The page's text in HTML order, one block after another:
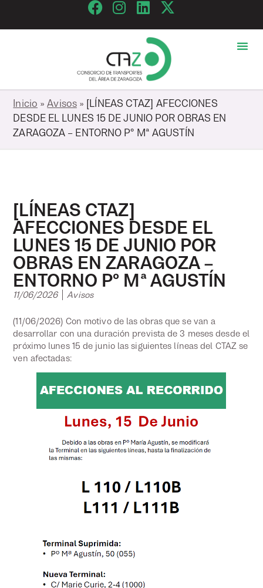
Inicio »Avisos» [LÍNEAS CTAZ] AFECCIONES
DESDE EL LUNES 15 DE JUNIO POR OBRAS EN
ZARAGOZA – ENTORNO Pº Mª AGUSTÍN
[LÍNEAS CTAZ]
AFECCIONES DESDE EL
LUNES 15 DE JUNIO POR
OBRAS EN ZARAGOZA –
ENTORNO Pº Mª AGUSTÍN
11/06/2026 Avisos
(11/06/2026) Con motivo de las obras que se van a
desarrollar con una duración prevista de 3 meses desde el
próximo lunes 15 de junio las siguientes líneas del CTAZ se
ven afectadas: